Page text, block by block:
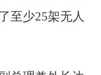
至少25架无人